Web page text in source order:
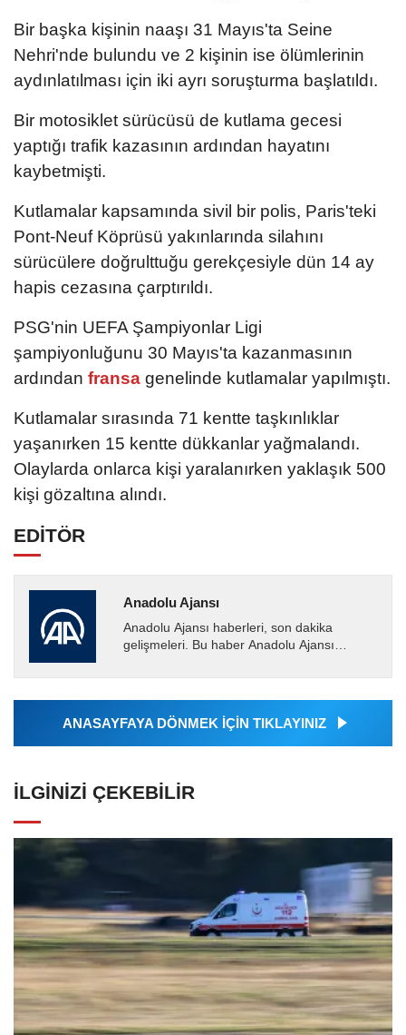
Bir başka kişinin naaşı 31 Mayıs'ta Seine
Nehri'nde bulundu ve 2 kişinin ise ölümlerinin
aydınlatılması için iki ayrı soruşturma başlatıldı.
Bir motosiklet sürücüsü de kutlama gecesi
yaptığı trafik kazasının ardından hayatını
kaybetmişti.
Kutlamalar kapsamında sivil bir polis, Paris'teki
Pont-Neuf Köprüsü yakınlarında silahını
sürücülere doğrulttuğu gerekçesiyle dün 14 ay
hapis cezasına çarptırıldı.
PSG'nin UEFA Şampiyonlar Ligi
şampiyonluğunu 30 Mayıs'ta kazanmasının
ardından fransa genelinde kutlamalar yapılmıştı.
Kutlamalar sırasında 71 kentte taşkınlıklar
yaşanırken 15 kentte dükkanlar yağmalandı.
Olaylarda onlarca kişi yaralanırken yaklaşık 500
kişi gözaltına alındı.
EDİTÖR
Anadolu Ajansı
Anadolu Ajansı haberleri, son dakika
gelişmeleri. Bu haber Anadolu Ajansı
tarafından geçilen tüm...
ANASAYFAYA DÖNMEK İÇİN TIKLAYINIZ
İLGINIZI ÇEKEBILIR